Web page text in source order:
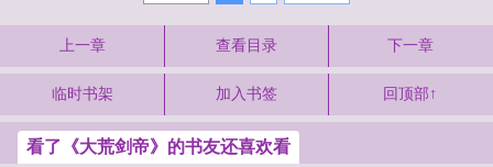
上一章 查看目录 下一章
临时书架 加入书签 回顶部↑
看了《大荒剑帝》的书友还喜欢看